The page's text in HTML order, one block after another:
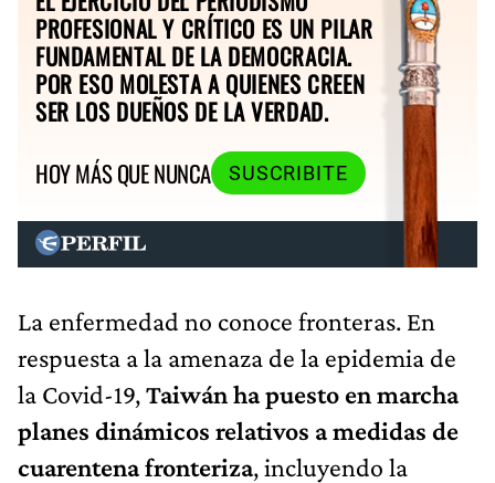
PROFESIONAL Y CRÍTICO ES UN PILAR
FUNDAMENTAL DE LA DEMOCRACIA.
POR ESO MOLESTA A QUIENES CREEN
SER LOS DUEÑOS DE LA VERDAD.
HOY MÁS QUE NUNCA
SUSCRIBITE
La enfermedad no conoce fronteras. En
respuesta a la amenaza de la epidemia de
la Covid-19,Taiwán ha puesto en marcha
planes dinámicos relativos a medidas de
cuarentena fronteriza, incluyendo la